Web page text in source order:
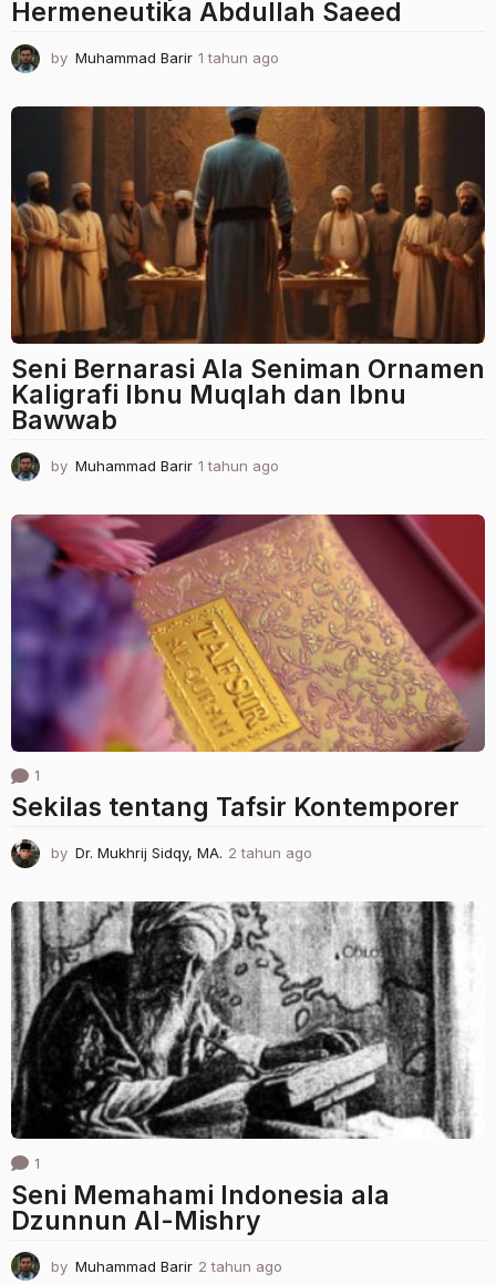
Hermeneutika Abdullah Saeed
by Muhammad Barir 1 tahun ago
h
n
a
g
o
Seni Bernarasi Ala Seniman Ornamen
Kaligrafi Ibnu Muqlah dan Ibnu
Bawwab
by Muhammad Barir 1 tahun ago
h
u
n
a
g
o
1
Sekilas tentang Tafsir Kontemporer
by Dr. Mukhrij Sidqy, MA. 2 tahun ago
h
u
n
a
g
o
1
Seni Memahami Indonesia ala
Dzunnun Al-Mishry
by Muhammad Barir 2 tahun ago